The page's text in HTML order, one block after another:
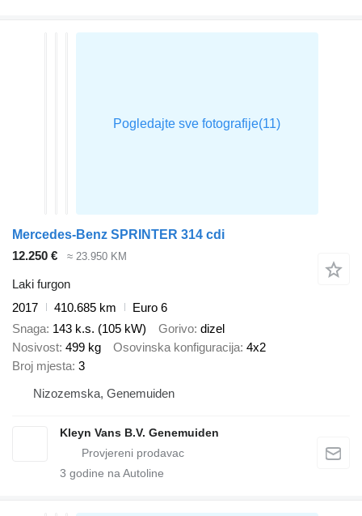
Mercedes-Benz SPRINTER 314 cdi
12.250 €
≈ 23.950 KM
Laki furgon
2017
410.685 km
Euro 6
Snaga 143 k.s. (105 kW) Gorivo dizel
Nosivost 499 kg Osovinska konfiguracija 4x2
Broj mjesta 3
Nizozemska, Genemuiden
Kleyn Vans B.V. Genemuiden
3 godine na Autoline